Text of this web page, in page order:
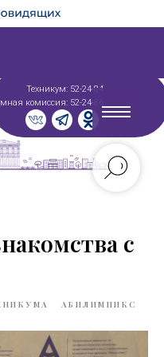
Техникум: 52-24-84
комиссия: 52-24-86
с
АБИЛИМПИКС